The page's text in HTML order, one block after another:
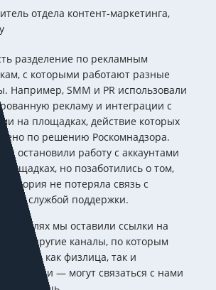
отдела контент-маркетинга,
разделение по рекламным
с которыми работают разные
Например, SMM и PR использовали
рекламу и интеграции с
на площадках, действие которых
по решению Роскомнадзора.
мы остановили работу с аккаунтами
площадках, но позаботились о том,
не потеряла связь с
и службой поддержки.
профилях мы оставили ссылки на
и другие каналы, по которым
— как физлица, так и
— могут связаться с нами